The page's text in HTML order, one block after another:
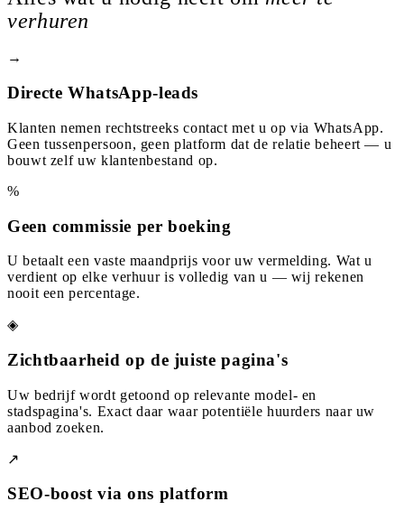
verhuren
→
Directe WhatsApp-leads
Klanten nemen rechtstreeks contact met u op via WhatsApp.
Geen tussenpersoon, geen platform dat de relatie beheert — u
bouwt zelf uw klantenbestand op.
%
Geen commissie per boeking
U betaalt een vaste maandprijs voor uw vermelding. Wat u
verdient op elke verhuur is volledig van u — wij rekenen
nooit een percentage.
◈
Zichtbaarheid op de juiste pagina's
Uw bedrijf wordt getoond op relevante model- en
stadspagina's. Exact daar waar potentiële huurders naar uw
aanbod zoeken.
↗
SEO-boost via ons platform